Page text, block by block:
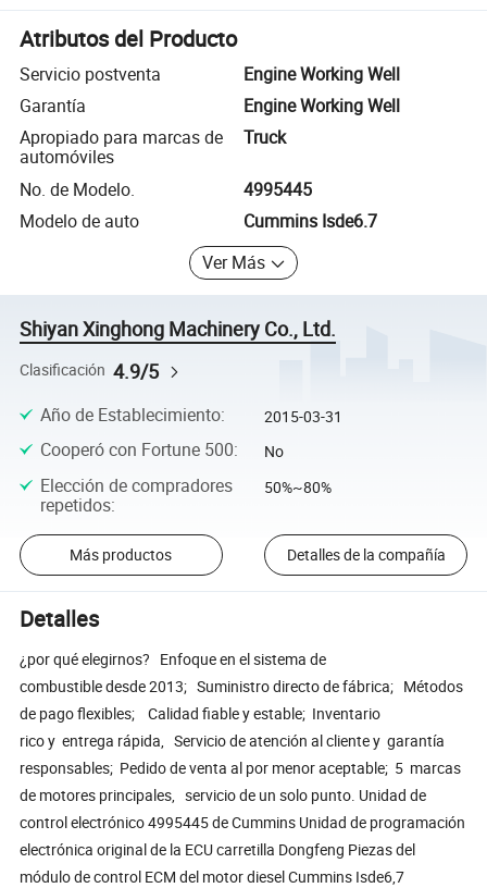
Atributos del Producto
Servicio postventa
Engine Working Well
Garantía
Engine Working Well
Apropiado para marcas de
automóviles
Truck
No. de Modelo.
4995445
Modelo de auto
Cummins Isde6.7
Ver Más
Shiyan Xinghong Machinery Co., Ltd.
Clasificación 4.9/5
Año de Establecimiento: 2015-03-31
Cooperó con Fortune 500: No
Elección de compradores
repetidos:
50%~80%
Más productos Detalles de la compañía
Detalles
¿por qué elegirnos? Enfoque en el sistema de
combustible desde 2013; Suministro directo de fábrica; Métodos
de pago flexibles; Calidad fiable y estable; Inventario
rico y entrega rápida, Servicio de atención al cliente y garantía
responsables; Pedido de venta al por menor aceptable; 5 marcas
de motores principales, servicio de un solo punto. Unidad de
control electrónico 4995445 de Cummins Unidad de programación
electrónica original de la ECU carretilla Dongfeng Piezas del
módulo de control ECM del motor diesel Cummins Isde6,7